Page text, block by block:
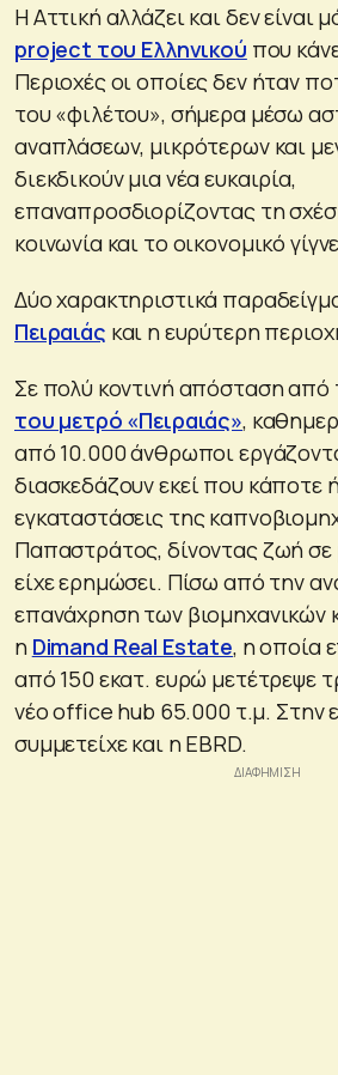
Η Αττική αλλάζει και δεν είναι
project του Ελληνικού που
Περιοχές οι οποίες δεν ήταν
του «φιλέτου», σήμερα μέσω
αναπλάσεων, μικρότερων και
διεκδικούν μια νέα ευκαιρία,
επαναπροσδιορίζοντας τη
κοινωνία και το οικονομικό
Δύο χαρακτηριστικά
Πειραιάς και η ευρύτερη
Σε πολύ κοντινή απόσταση από
του μετρό «Πειραιάς»,
από 10.000 άνθρωποι
διασκεδάζουν εκεί που κάποτε
εγκαταστάσεις της
Παπαστράτος, δίνοντας ζωή σε
είχε ερημώσει. Πίσω από την
επανάχρηση των βιομηχανικών
η Dimand Real Estate, η οποία
από 150 εκατ. ευρώ μετέτρεψε
νέο office hub 65.000 τ.μ. Στην
συμμετείχε και η EBRD.